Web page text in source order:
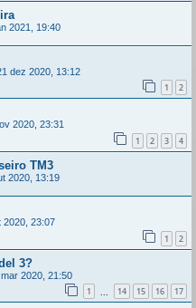
2021, 19:40
dez 2020, 13:12
1 2
2020, 23:31
1 2 3 4
TM3
2020, 13:19
2020, 23:07
1 2
3?
2020, 21:50
1 14 15 16 17